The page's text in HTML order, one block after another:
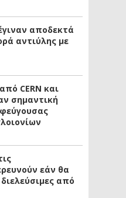
αποδεκτά
αντιύλης με
CERN και
σημαντική
εάν θα
από